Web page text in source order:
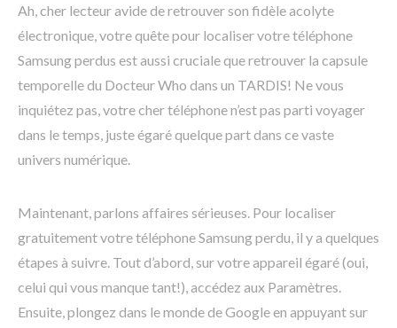
Ah, cher lecteur avide de retrouver son fidèle acolyte
électronique, votre quête pour localiser votre téléphone
Samsung perdus est aussi cruciale que retrouver la capsule
temporelle du Docteur Who dans un TARDIS! Ne vous
inquiétez pas, votre cher téléphone n’est pas parti voyager
dans le temps, juste égaré quelque part dans ce vaste
univers numérique.
Maintenant, parlons affaires sérieuses. Pour localiser
gratuitement votre téléphone Samsung perdu, il y a quelques
étapes à suivre. Tout d’abord, sur votre appareil égaré (oui,
celui qui vous manque tant!), accédez aux Paramètres.
Ensuite, plongez dans le monde de Google en appuyant sur